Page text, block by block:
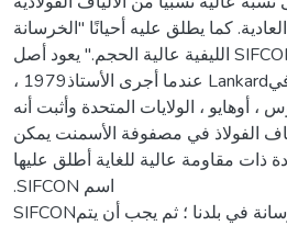
كما يطلق عليه أحيانًا "الخرسانة
الليفية عالية الحجم." يعود أصل SIFCONإلى عام
، 1979عندما أجرى الأستاذ Lankardتجارب مكثفة في مختبره في
، أوهايو ، الولايات المتحدة وأثبت أنه
الفولاذ في مصفوفة الأسمنت يمكن
ذات مقاومة عالية للغاية أطلق عليها
.SIFCON اسم
SIFCONهو نوع جديد من الخرسانة في بلدنا ؛ ثم يجب أن يتم